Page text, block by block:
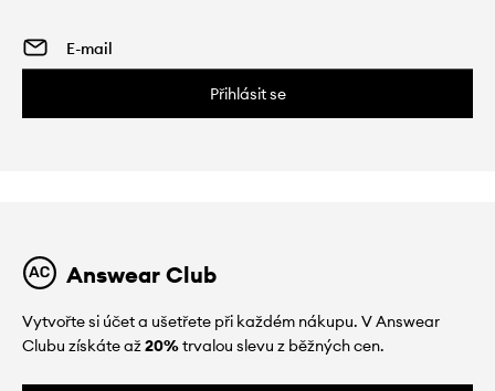
Přihlásit se
Answear Club
Vytvořte si účet a ušetřete při každém nákupu. V Answear
Clubu získáte až20%trvalou slevu z běžných cen.